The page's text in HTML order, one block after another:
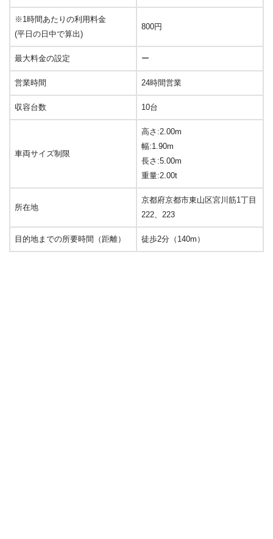
※1時間あたりの利用料金
(平日の日中で算出)
800円
最大料金の設定 ー
営業時間 24時間営業
収容台数 10台
車両サイズ制限
高さ:2.00m
幅:1.90m
長さ:5.00m
重量:2.00t
所在地
京都府京都市東山区宮川筋1丁目
222、223
目的地までの所要時間（距離） 徒歩2分（140m）